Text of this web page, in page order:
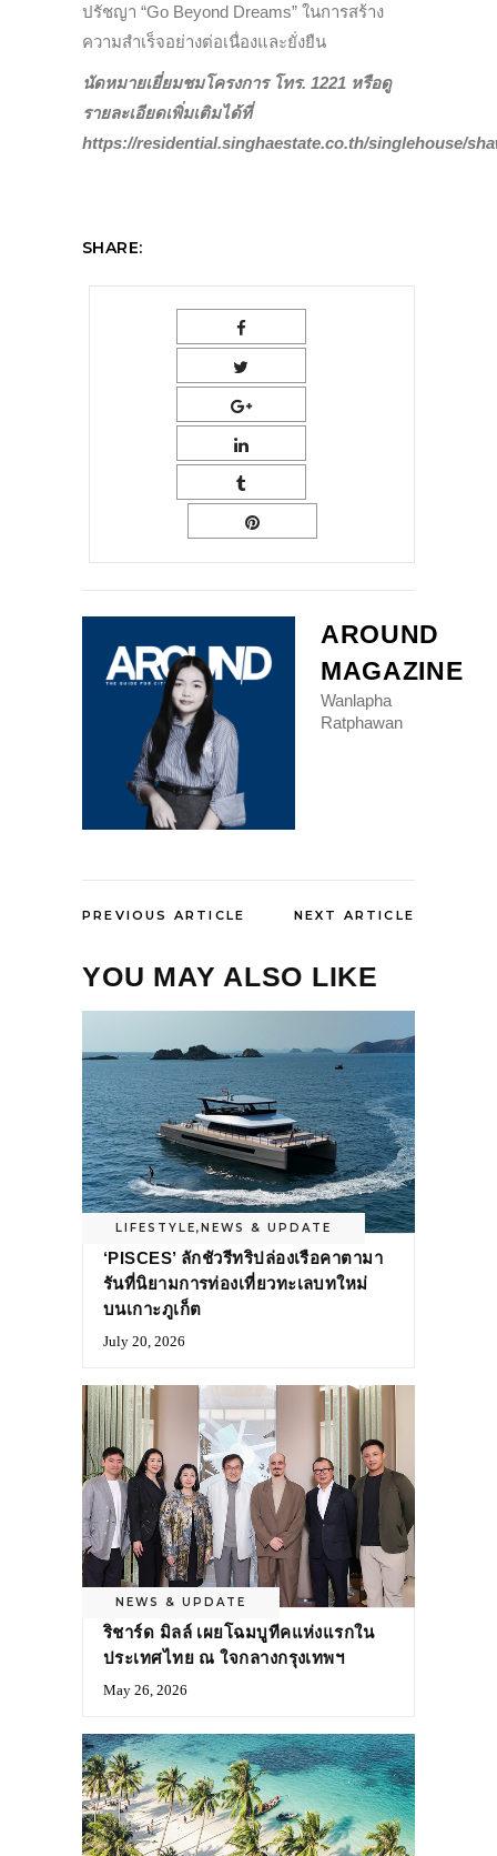
ปรัชญา “Go Beyond Dreams” ในการสร้าง
ความสำเร็จอย่างต่อเนื่องและยั่งยืน
นัดหมายเยี่ยมชมโครงการ โทร. 1221 หรือดู
รายละเอียดเพิ่มเติมได้ที่
https://residential.singhaestate.co.th/singlehouse/
SHARE:
AROUND
MAGAZINE
Wanlapha
Ratphawan
PREVIOUS ARTICLE NEXT ARTICLE
YOU MAY ALSO LIKE
LIFESTYLE,NEWS & UPDATE
‘PISCES’ ลักชัวรีทริปล่องเรือคาตามา
รันที่นิยามการท่องเที่ยวทะเลบทใหม่
บนเกาะภูเก็ต
July 20, 2026
NEWS & UPDATE
ริชาร์ด มิลล์ เผยโฉมบูทีคแห่งแรกใน
ประเทศไทย ณ ใจกลางกรุงเทพฯ
May 26, 2026